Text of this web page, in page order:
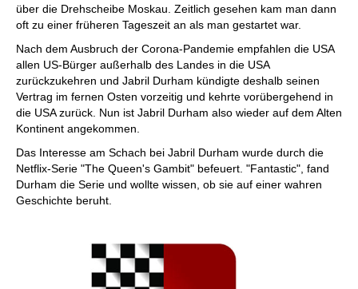
über die Drehscheibe Moskau. Zeitlich gesehen kam man dann
oft zu einer früheren Tageszeit an als man gestartet war.
Nach dem Ausbruch der Corona-Pandemie empfahlen die USA
allen US-Bürger außerhalb des Landes in die USA
zurückzukehren und Jabril Durham kündigte deshalb seinen
Vertrag im fernen Osten vorzeitig und kehrte vorübergehend in
die USA zurück. Nun ist Jabril Durham also wieder auf dem Alten
Kontinent angekommen.
Das Interesse am Schach bei Jabril Durham wurde durch die
Netflix-Serie "The Queen's Gambit" befeuert. "Fantastic", fand
Durham die Serie und wollte wissen, ob sie auf einer wahren
Geschichte beruht.